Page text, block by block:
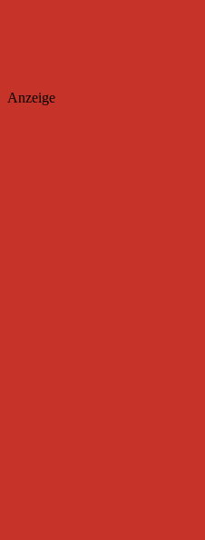
Anzeige